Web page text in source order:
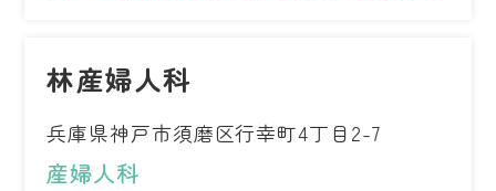
林産婦人科
兵庫県神戸市須磨区行幸町4丁目2-7
産婦人科